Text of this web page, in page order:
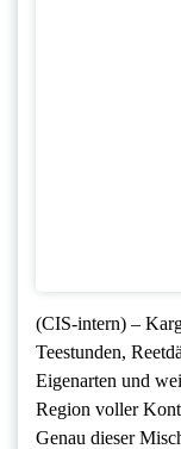
(CIS-intern) –
Teestunden,
Eigenarten und
Region voller
Genau dieser